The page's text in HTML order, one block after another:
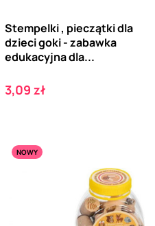
Stempelki , pieczątki dla
dzieci goki - zabawka
edukacyjna dla...
Cena
3,09 zł
NOWY